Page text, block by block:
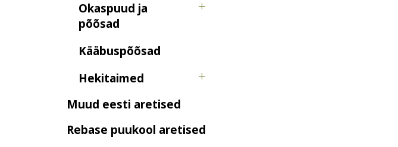
Okaspuud ja
põõsad
Kääbuspõõsad
Hekitaimed
Muud eesti aretised
Rebase puukool aretised